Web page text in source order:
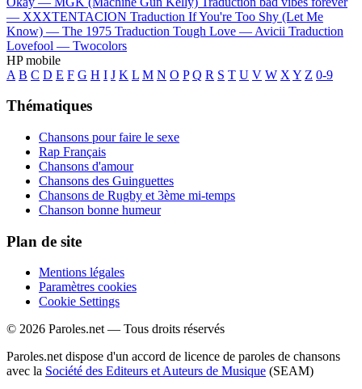
— XXXTENTACION Traduction If You're Too Shy (Let Me
Know) — The 1975 Traduction Tough Love — Avicii Traduction
Lovefool — Twocolors
HP mobile
A B C D E F G H I J K L M N O P Q R S T U V W X Y Z 0-9
Thématiques
Chansons pour faire le sexe
Rap Français
Chansons d'amour
Chansons des Guinguettes
Chansons de Rugby et 3ème mi-temps
Chanson bonne humeur
Plan de site
Mentions légales
Paramètres cookies
Cookie Settings
© 2026 Paroles.net — Tous droits réservés
Paroles.net dispose d'un accord de licence de paroles de chansons
avec la Société des Editeurs et Auteurs de Musique (SEAM)